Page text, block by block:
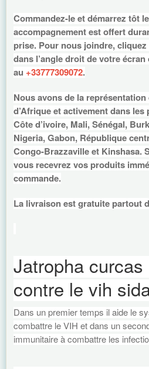
Commandez-le et démarrez tôt
accompagnement est offert
prise. Pour nous joindre,
dans l’angle droit de votre
au +33777309072.
Nous avons de la
d’Afrique et activement dans
Côte d’ivoire, Mali, Sénégal,
Nigeria, Gabon, République
Congo-Brazzaville et Kinshasa.
vous recevrez vos produits
commande.
La livraison est gratuite partout
Jatropha curcas
contre le vih
Dans un premier temps il aide le
combattre le VIH et dans un
immunitaire à combattre les